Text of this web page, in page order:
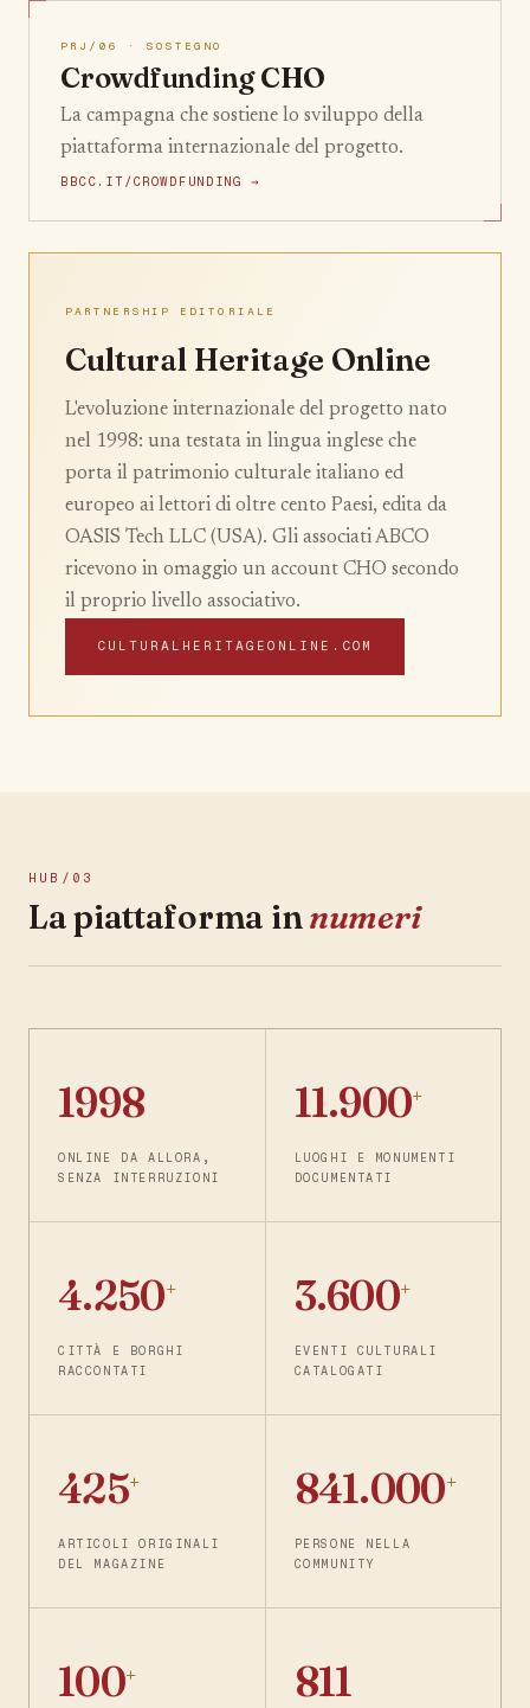
PRJ/06 · SOSTEGNO
Crowdfunding CHO
La campagna che sostiene lo sviluppo della
piattaforma internazionale del progetto.
BBCC.IT/CROWDFUNDING →
PARTNERSHIP EDITORIALE
Cultural Heritage Online
L'evoluzione internazionale del progetto nato
nel 1998: una testata in lingua inglese che
porta il patrimonio culturale italiano ed
europeo ai lettori di oltre cento Paesi, edita da
OASIS Tech LLC (USA). Gli associati ABCO
ricevono in omaggio un account CHO secondo
il proprio livello associativo.
CULTURALHERITAGEONLINE.COM
HUB/03
La piattaforma innumeri
1998
ONLINE DA ALLORA,
SENZA INTERRUZIONI
11.900+
LUOGHI E MONUMENTI
DOCUMENTATI
4.250+
CITTÀ E BORGHI
RACCONTATI
3.600+
EVENTI CULTURALI
CATALOGATI
425+
ARTICOLI ORIGINALI
DEL MAGAZINE
841.000+
PERSONE NELLA
COMMUNITY
100+ 811